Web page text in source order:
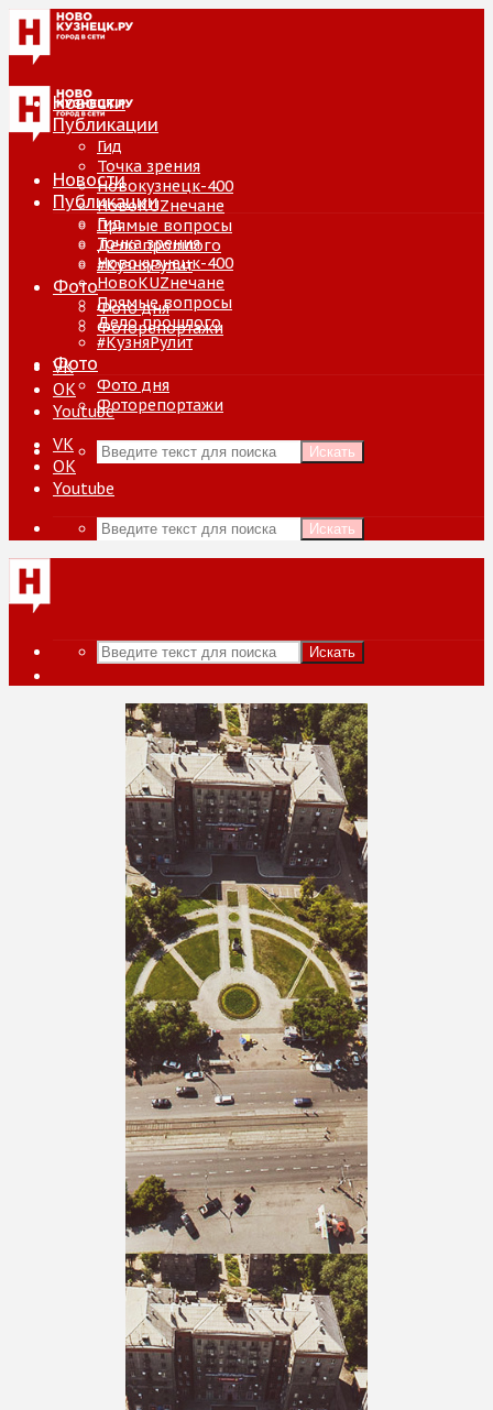
Новости
Публикации
Гид
Точка зрения
Новокузнецк-400
НовоKUZнечане
Прямые вопросы
Дело прошлого
#КузняРулит
Фото
Фото дня
Фоторепортажи
VK
ОК
Youtube
Искать
Новости
Публикации
Гид
Точка зрения
Новокузнецк-400
НовоKUZнечане
Прямые вопросы
Дело прошлого
#КузняРулит
Фото
Фото дня
Фоторепортажи
VK
ОК
Youtube
Искать
Искать